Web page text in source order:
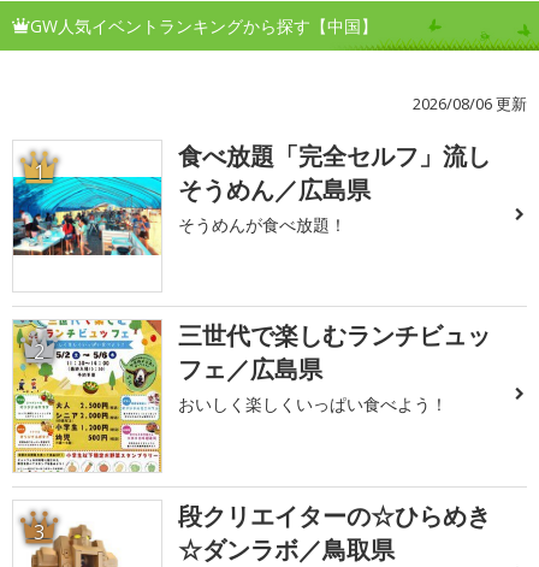
GW人気イベントランキングから探す【中国】
2026/08/06 更新
1
食べ放題「完全セルフ」流し
そうめん／広島県
そうめんが食べ放題！
2
三世代で楽しむランチビュッ
フェ／広島県
おいしく楽しくいっぱい食べよう！
3
段クリエイターの☆ひらめき
☆ダンラボ／鳥取県